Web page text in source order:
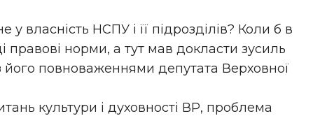
власність НСПУ і її підрозділів? Коли б в
правові норми, а тут мав докласти зусиль
повноваженнями депутата Верховної
культури і духовності ВР, проблема